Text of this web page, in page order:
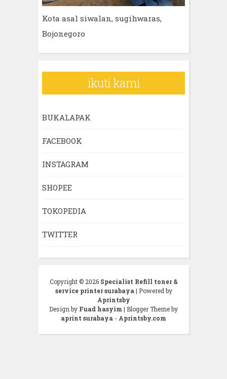
Kota asal siwalan, sugihwaras,
Bojonegoro
ikuti kami
BUKALAPAK
FACEBOOK
INSTAGRAM
SHOPEE
TOKOPEDIA
TWITTER
Copyright © 2026 Specialist Refill toner &
service printer surabaya | Powered by
Aprintsby
Design by Fuad hasyim | Blogger Theme by
aprint surabaya - Aprintsby.com